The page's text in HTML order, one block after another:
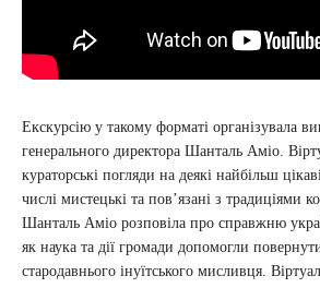
Екскурсію у такому форматі організувала
генерального директора Шанталь Аміо.
кураторські погляди на деякі найбільш
числі мистецькі та пов’язані з традиціями
Шанталь Аміо розповіла про справжню
як наука та дії громади допомогли
стародавнього інуїтського мисливця.